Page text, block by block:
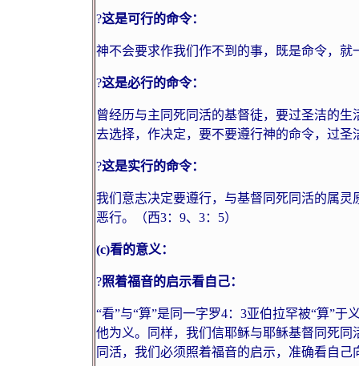
?这是可行的命令：
神不会要求作我们作不到的事，既是命令，
?这是必行的命令：
曾经历与主同死同活的基督徒，要过圣洁的
去选择，作决定，要不要遵行神的命令，过圣
?这是实行的命令：
我们意志决定要遵行，与基督同死同活的属灵
恶行。（西3： 9、 3： 5）
(c)看的意义：
?照着福音的启示看自己：
“看”与“算”是同一字罗4： 3亚伯拉罕被“算”于
他为义。同样，我们信耶稣与耶稣基督同死
同活，我们必须照着福音的启示，准确看自己